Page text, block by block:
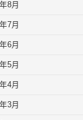
8月
7月
6月
5月
4月
3月